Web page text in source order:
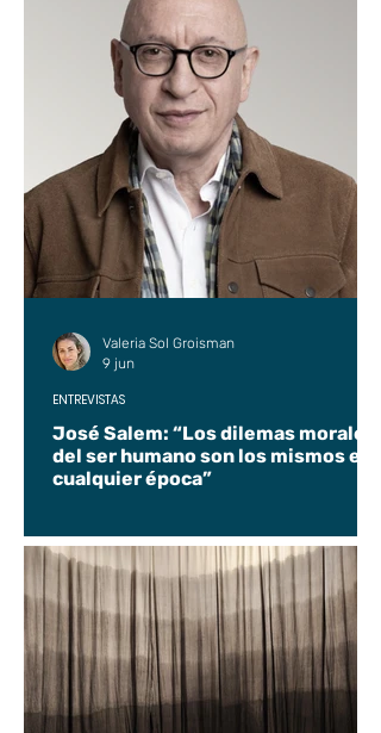
José Salem: “Los dilemas morales
del ser humano son los mismos en
cualquier época”
ENTREVISTAS
Valeria Sol Groisman
9 jun